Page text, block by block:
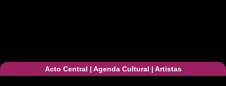
Acto Central | Agenda Cultural | Artistas